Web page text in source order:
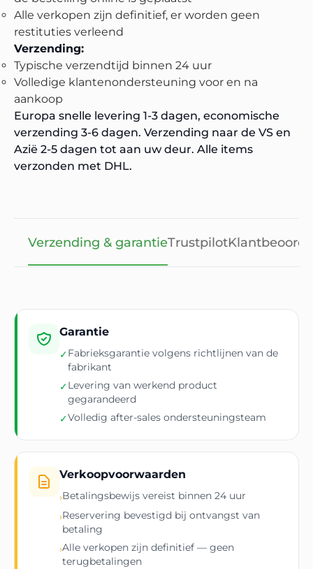
Alle verkopen zijn definitief, er worden geen
restituties verleend
Verzending:
Typische verzendtijd binnen 24 uur
Volledige klantenondersteuning voor en na
aankoop
Europa snelle levering 1-3 dagen, economische
verzending 3-6 dagen. Verzending naar de VS en
Azië 2-5 dagen tot aan uw deur. Alle items
verzonden met DHL.
Verzending & garantieTrustpilot
Garantie
✓Fabrieksgarantie volgens richtlijnen van de
fabrikant
✓Levering van werkend product
gegarandeerd
✓Volledig after-sales ondersteuningsteam
Verkoopvoorwaarden
›Betalingsbewijs vereist binnen 24 uur
›Reservering bevestigd bij ontvangst van
betaling
›Alle verkopen zijn definitief — geen
terugbetalingen